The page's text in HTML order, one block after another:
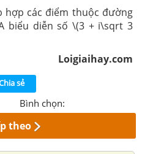
hợp các điểm thuộc đường
biểu diễn số \(3 + i\sqrt 3
Loigiaihay.com
sẻ
Bình chọn:
theo